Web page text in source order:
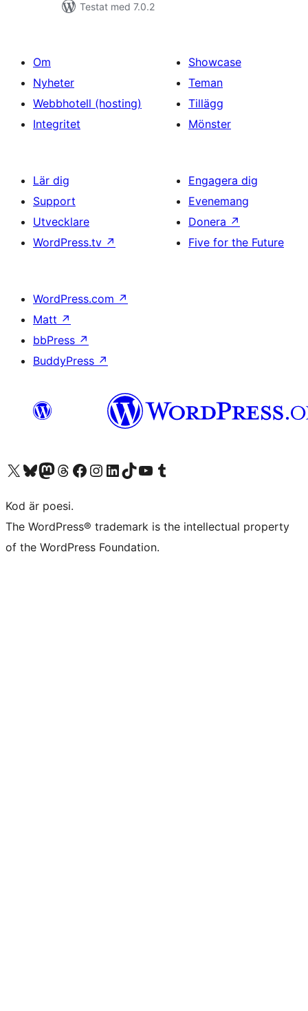
Testat med 7.0.2
Om
Nyheter
Webbhotell (hosting)
Integritet
Showcase
Teman
Tillägg
Mönster
Lär dig
Support
Utvecklare
WordPress.tv ↗
Engagera dig
Evenemang
Donera ↗
Five for the Future
WordPress.com ↗
Matt ↗
bbPress ↗
BuddyPress ↗
Besök vår X-konto (f.d. Twitter)
Besök vårt Bluesky-konto
Besök vårt Mastodon-konto
Besök vårt Thread-konto
Besök vår Facebook-sidaBesök vårt Instagram-konto
Besök vårt LinkedIn-konto
Besök vårt TikTok-konto
Besök vår YouTube-kanalBesök vårt Tumblr-konto
Kod är poesi.
The WordPress® trademark is the intellectual property
of the WordPress Foundation.